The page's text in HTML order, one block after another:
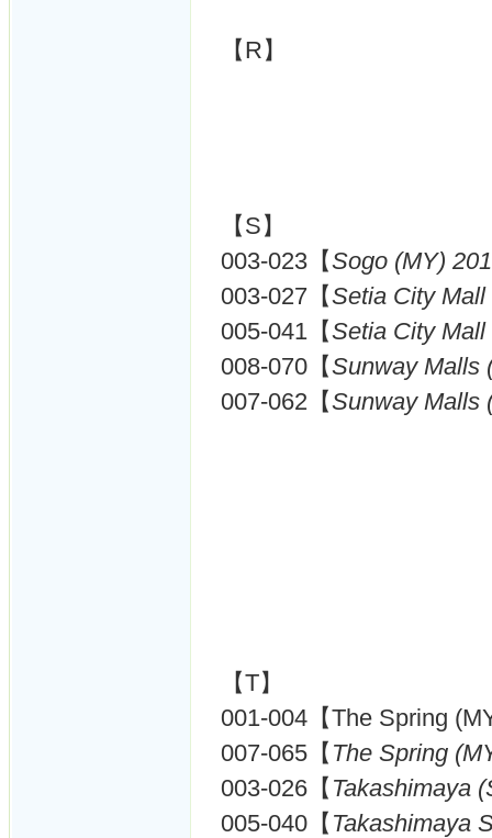
【R】
【S】
003-023【Sogo (MY)
003-027【Setia City Mall
005-041【Setia City Mall
008-070【Sunway Malls
007-062【Sunway Malls
【T】
001-004【The Spring
007-065【 The Spring
003-026【 Takashimaya
005-040【 Takashimaya